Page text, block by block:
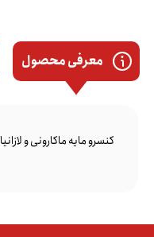
معرفی محصول
کنسرو مایه ماکارونی و لازانیا